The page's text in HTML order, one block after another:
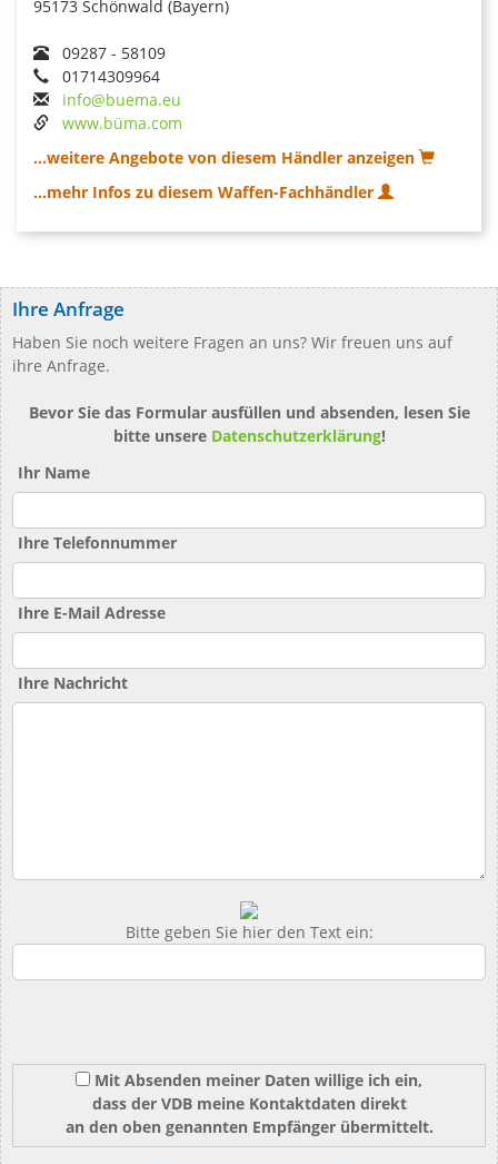
95173 Schönwald (Bayern)
09287 - 58109
01714309964
info@buema.eu
www.büma.com
...weitere Angebote von diesem Händler anzeigen
...mehr Infos zu diesem Waffen-Fachhändler
Ihre Anfrage
Haben Sie noch weitere Fragen an uns? Wir freuen uns auf
ihre Anfrage.
Bevor Sie das Formular ausfüllen und absenden, lesen Sie
bitte unsere Datenschutzerklärung!
Ihr Name
Ihre Telefonnummer
Ihre E-Mail Adresse
Ihre Nachricht
Bitte geben Sie hier den Text ein:
Mit Absenden meiner Daten willige ich ein,
dass der VDB meine Kontaktdaten direkt
an den oben genannten Empfänger übermittelt.